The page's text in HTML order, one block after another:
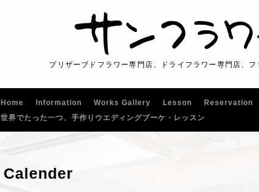
プリザーブドフラワー専門店、ドライフラワー専門店、
Home Information Works Gallery Lesson Reservation
世界でたった一つ、手作りウエディングブーケ・レッスン
Calender